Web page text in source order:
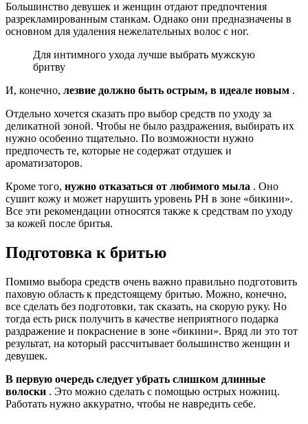
Большинство девушек и женщин отдают предпочтения
разрекламированным станкам. Однако они предназначены в
основном для удаления нежелательных волос с ног.
Для интимного ухода лучше выбрать мужскую
бритву
И, конечно, лезвие должно быть острым, в идеале новым .
Отдельно хочется сказать про выбор средств по уходу за
деликатной зоной. Чтобы не было раздражения, выбирать их
нужно особенно тщательно. По возможности нужно
предпочесть те, которые не содержат отдушек и
ароматизаторов.
Кроме того, нужно отказаться от любимого мыла . Оно
сушит кожу и может нарушить уровень PH в зоне «бикини».
Все эти рекомендации относятся также к средствам по уходу
за кожей после бритья.
Подготовка к бритью
Помимо выбора средств очень важно правильно подготовить
паховую область к предстоящему бритью. Можно, конечно,
все сделать без подготовки, так сказать, на скорую руку. Но
тогда есть риск получить в качестве неприятного подарка
раздражение и покраснение в зоне «бикини». Вряд ли это тот
результат, на который рассчитывает большинство женщин и
девушек.
В первую очередь следует убрать слишком длинные
волоски . Это можно сделать с помощью острых ножниц.
Работать нужно аккуратно, чтобы не навредить себе.